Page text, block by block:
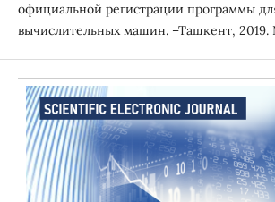
официальной регистрации программы
вычислительных машин. –Ташкент,